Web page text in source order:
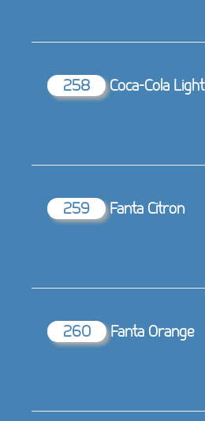
258
Coca-Cola Light
259
Fanta Citron
260
Fanta Orange